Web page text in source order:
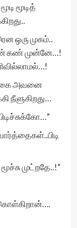
மூடித்
ஒரு முகம்..
கண் முன்னே…!
கை அவனை
நீளுகிறது…
முட்றதே..!”